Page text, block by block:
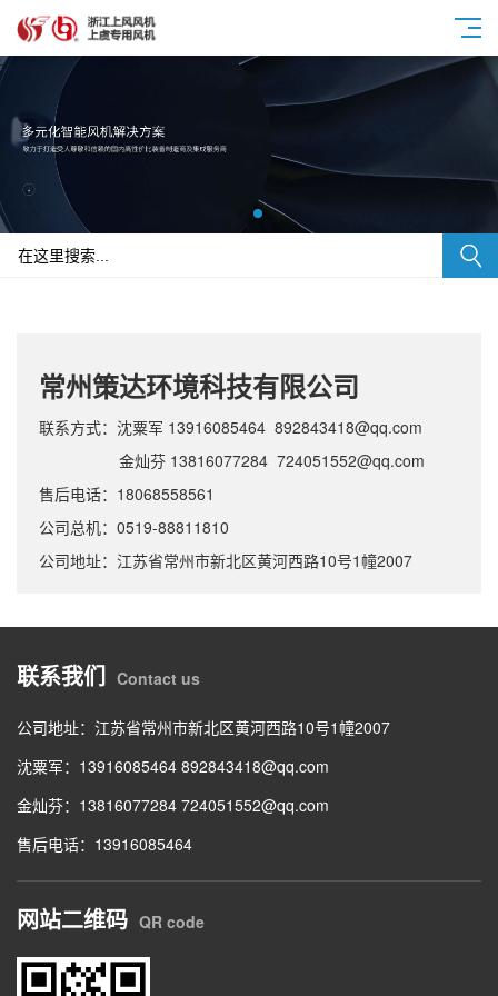
常州策达环境科技有限公司
联系方式：沈粟军 13916085464 892843418@qq.com
金灿芬 13816077284 724051552@qq.com
售后电话：18068558561
公司总机：0519-88811810
公司地址：江苏省常州市新北区黄河西路10号1幢2007
联系我们 Contact us
公司地址：江苏省常州市新北区黄河西路10号1幢2007
沈粟军：13916085464 892843418@qq.com
金灿芬：13816077284 724051552@qq.com
售后电话：13916085464
网站二维码 QR code